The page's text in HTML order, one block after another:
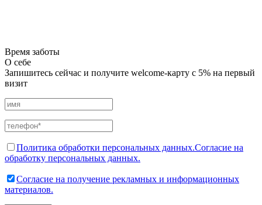
Время заботы
О себе
Запишитесь сейчас и получите welcome-карту с 5% на первый
визит
Политика обработки персональных данных.Согласие на
обработку персональных данных.
Согласие на получение рекламных и информационных
материалов.